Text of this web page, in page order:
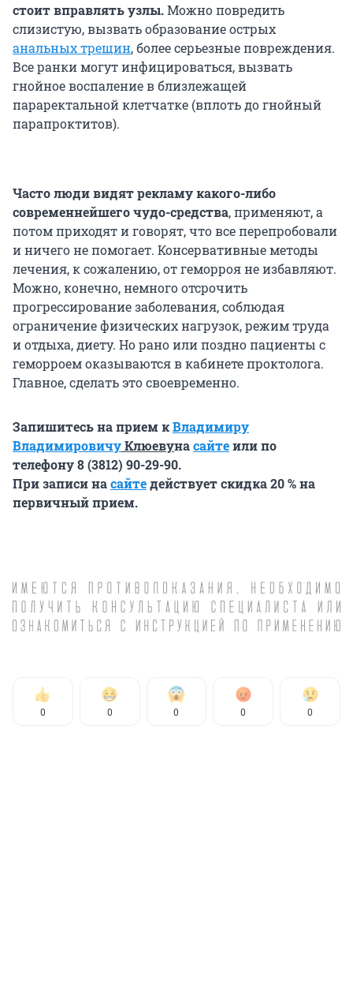
стоит вправлять узлы.Можно повредить
слизистую, вызвать образование острых
анальных трещин, более серьезные повреждения.
Все ранки могут инфицироваться, вызвать
гнойное воспаление в близлежащей
параректальной клетчатке (вплоть до гнойный
парапроктитов).
Часто люди видят рекламу какого-либо
современнейшего чудо-средства, применяют, а
потом приходят и говорят, что все перепробовали
и ничего не помогает. Консервативные методы
лечения, к сожалению, от геморроя не избавляют.
Можно, конечно, немного отсрочить
прогрессирование заболевания, соблюдая
ограничение физических нагрузок, режим труда
и отдыха, диету. Но рано или поздно пациенты с
геморроем оказываются в кабинете проктолога.
Главное, сделать это своевременно.
Запишитесь на прием кВладимиру
ВладимировичуКлюевунасайтеили по
телефону 8 (3812) 90-29-90.
При записи насайтедействует скидка 20 % на
первичный прием.
0 0 0 0 0